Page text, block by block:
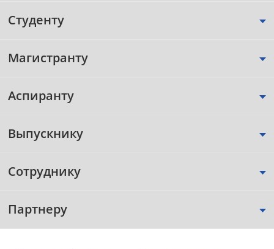
Студенту
Магистранту
Аспиранту
Выпускнику
Сотруднику
Партнеру